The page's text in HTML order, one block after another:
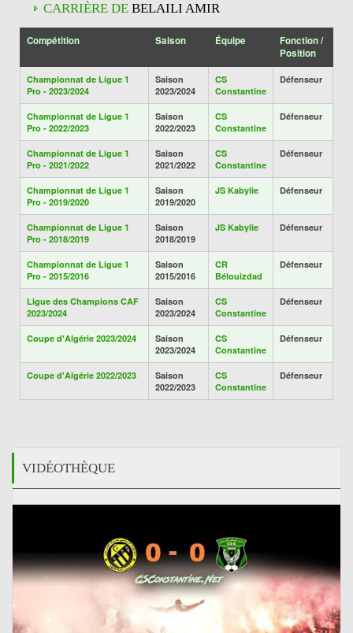
CARRIÈRE DE BELAILI AMIR
Compétition Saison Équipe
Fonction /
Position
Championnat de Ligue 1
Pro - 2023/2024
Saison
2023/2024
CS
Constantine
Défenseur
Championnat de Ligue 1
Pro - 2022/2023
Saison
2022/2023
CS
Constantine
Défenseur
Championnat de Ligue 1
Pro - 2021/2022
Saison
2021/2022
CS
Constantine
Défenseur
Championnat de Ligue 1
Pro - 2019/2020
Saison
2019/2020
JS Kabylie Défenseur
Championnat de Ligue 1
Pro - 2018/2019
Saison
2018/2019
JS Kabylie Défenseur
Championnat de Ligue 1
Pro - 2015/2016
Saison
2015/2016
CR
Bélouizdad
Défenseur
Ligue des Champions CAF
2023/2024
Saison
2023/2024
CS
Constantine
Défenseur
Coupe d'Algérie 2023/2024
Saison
2023/2024
CS
Constantine
Défenseur
Coupe d'Algérie 2022/2023
Saison
2022/2023
CS
Constantine
Défenseur
VIDÉOTHÈQUE